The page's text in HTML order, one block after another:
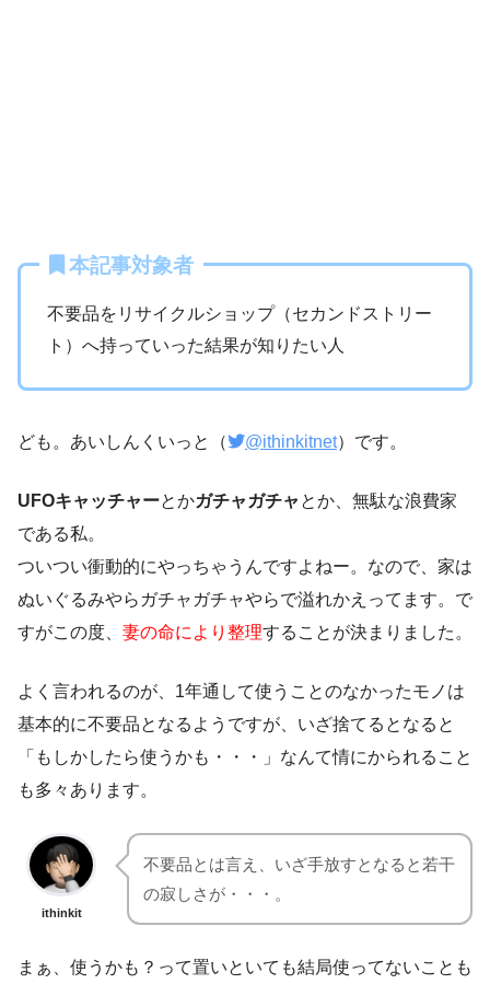
本記事対象者
不要品をリサイクルショップ（セカンドストリー
ト）へ持っていった結果が知りたい人
ども。あいしんくいっと（ @ithinkitnet）です。
UFOキャッチャーとかガチャガチャ とか、無駄な浪費家
である私。
ついつい衝動的にやっちゃうんですよねー。なので、家は
ぬいぐるみやらガチャガチャやらで溢れかえってます。で
すがこの度、 妻の命により整理することが決まりました。
よく言われるのが、1年通して使うことのなかったモノは
基本的に不要品となるようですが、いざ捨てるとなると
「もしかしたら使うかも・・・」なんて情にかられること
も多々あります。
ithinkit
不要品とは言え、いざ手放すとなると若干
の寂しさが・・・。
まぁ、使うかも？って置いといても結局使ってないことも